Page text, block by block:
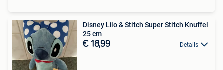
Disney Lilo & Stitch Super Stitch Knuffel
25 cm
€ 18,99 Details